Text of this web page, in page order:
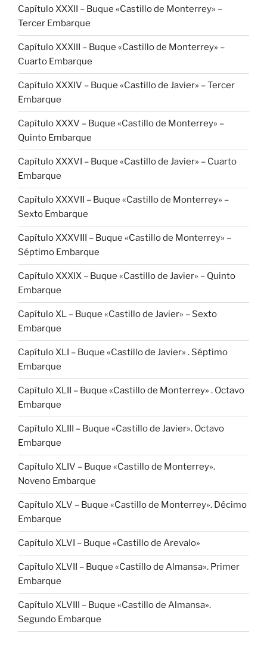
Capítulo XXXII – Buque «Castillo de Monterrey» –
Tercer Embarque
Capítulo XXXIII – Buque «Castillo de Monterrey» –
Cuarto Embarque
Capítulo XXXIV – Buque «Castillo de Javier» – Tercer
Embarque
Capítulo XXXV – Buque «Castillo de Monterrey» –
Quinto Embarque
Capítulo XXXVI – Buque «Castillo de Javier» – Cuarto
Embarque
Capítulo XXXVII – Buque «Castillo de Monterrey» –
Sexto Embarque
Capítulo XXXVIII – Buque «Castillo de Monterrey» –
Séptimo Embarque
Capítulo XXXIX – Buque «Castillo de Javier» – Quinto
Embarque
Capítulo XL – Buque «Castillo de Javier» – Sexto
Embarque
Capítulo XLI – Buque «Castillo de Javier» . Séptimo
Embarque
Capítulo XLII – Buque «Castillo de Monterrey» . Octavo
Embarque
Capítulo XLIII – Buque «Castillo de Javier». Octavo
Embarque
Capítulo XLIV – Buque «Castillo de Monterrey».
Noveno Embarque
Capítulo XLV – Buque «Castillo de Monterrey». Décimo
Embarque
Capítulo XLVI – Buque «Castillo de Arevalo»
Capítulo XLVII – Buque «Castillo de Almansa». Primer
Embarque
Capítulo XLVIII – Buque «Castillo de Almansa».
Segundo Embarque